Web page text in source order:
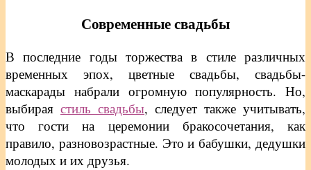
Современные свадьбы
В последние годы торжества в стиле различных
временных эпох, цветные свадьбы, свадьбы-
маскарады набрали огромную популярность. Но,
выбирая стиль свадьбы, следует также учитывать,
что гости на церемонии бракосочетания, как
правило, разновозрастные. Это и бабушки, дедушки
молодых и их друзья.